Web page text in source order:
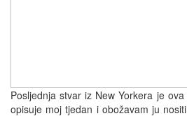
Posljednja stvar iz New Yorkera je
opisuje moj tjedan i obožavam ju